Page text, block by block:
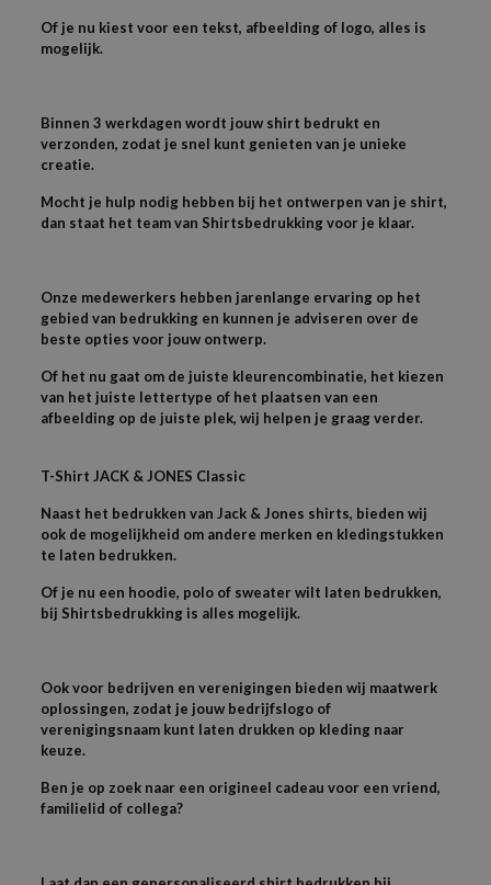
Of je nu kiest voor een tekst, afbeelding of logo, alles is
mogelijk.
Binnen 3 werkdagen wordt jouw shirt bedrukt en
verzonden, zodat je snel kunt genieten van je unieke
creatie.
Mocht je hulp nodig hebben bij het ontwerpen van je shirt,
dan staat het team van Shirtsbedrukking voor je klaar.
Onze medewerkers hebben jarenlange ervaring op het
gebied van bedrukking en kunnen je adviseren over de
beste opties voor jouw ontwerp.
Of het nu gaat om de juiste kleurencombinatie, het kiezen
van het juiste lettertype of het plaatsen van een
afbeelding op de juiste plek, wij helpen je graag verder.
T-Shirt JACK & JONES Classic
Naast het bedrukken van Jack & Jones shirts, bieden wij
ook de mogelijkheid om andere merken en kledingstukken
te laten bedrukken.
Of je nu een hoodie, polo of sweater wilt laten bedrukken,
bij Shirtsbedrukking is alles mogelijk.
Ook voor bedrijven en verenigingen bieden wij maatwerk
oplossingen, zodat je jouw bedrijfslogo of
verenigingsnaam kunt laten drukken op kleding naar
keuze.
Ben je op zoek naar een origineel cadeau voor een vriend,
familielid of collega?